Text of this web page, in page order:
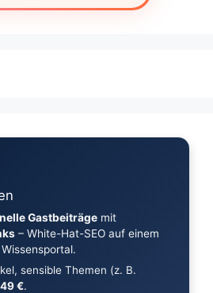
Gastbeiträgemit
– White-Hat-SEO auf einem
sensible Themen (z. B.
€.